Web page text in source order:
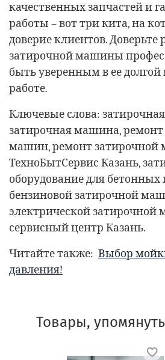
качественных запчастей и
работы – вот три кита, на
доверие клиентов. Доверьте
затирочной машины
быть уверенным в ее
работе.
Ключевые слова:
затирочная машина,
машин, ремонт затирочной
ТехноБытСервис Казань,
оборудование для бетонных
бензиновой затирочной
электрической
сервисный центр Казань.
Читайте также: Выбор
давления!
Товары,